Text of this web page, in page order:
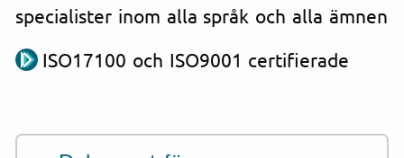
specialister inom alla språk och alla ämnen
ISO17100 och ISO9001 certifierade